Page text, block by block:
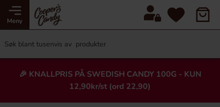
Meny
🎉 KNALLPRIS PÅ SWEDISH CANDY 100G - KUN
12,90kr/st (ord 22,90)